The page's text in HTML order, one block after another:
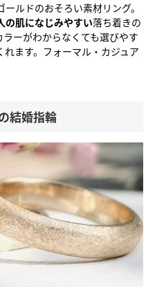
ルドのおそろい素材リング。
の肌になじみやすい落ち着きの
ーがわからなくても選びやす
ます。フォーマル・カジュア
結婚指輪